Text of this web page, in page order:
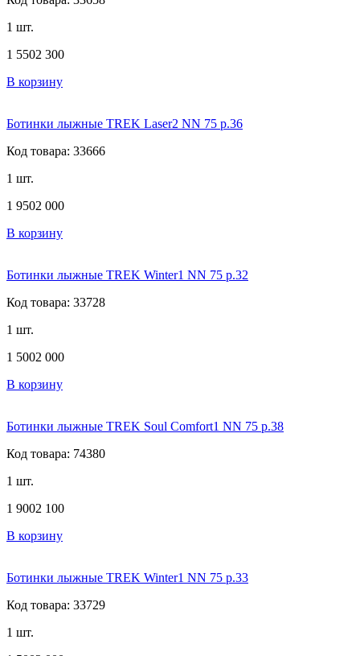
1 шт.
1 5502 300
В корзину
Ботинки лыжные TREK Laser2 NN 75 р.36
Код товара: 33666
1 шт.
1 9502 000
В корзину
Ботинки лыжные TREK Winter1 NN 75 р.32
Код товара: 33728
1 шт.
1 5002 000
В корзину
Ботинки лыжные TREK Soul Comfort1 NN 75 р.38
Код товара: 74380
1 шт.
1 9002 100
В корзину
Ботинки лыжные TREK Winter1 NN 75 р.33
Код товара: 33729
1 шт.